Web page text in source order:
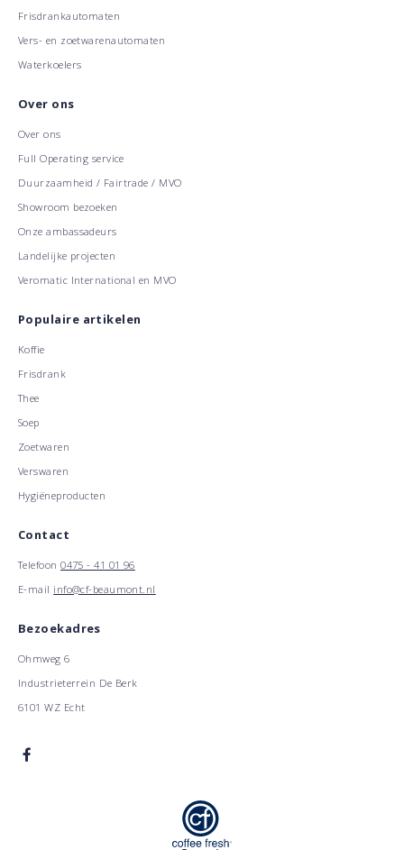
Frisdrankautomaten
Vers- en zoetwarenautomaten
Waterkoelers
Over ons
Over ons
Full Operating service
Duurzaamheid / Fairtrade / MVO
Showroom bezoeken
Onze ambassadeurs
Landelijke projecten
Veromatic International en MVO
Populaire artikelen
Koffie
Frisdrank
Thee
Soep
Zoetwaren
Verswaren
Hygiëneproducten
Contact
Telefoon0475 - 41 01 96
E-mail info@cf-beaumont.nl
Bezoekadres
Ohmweg 6
Industrieterrein De Berk
6101 WZ Echt